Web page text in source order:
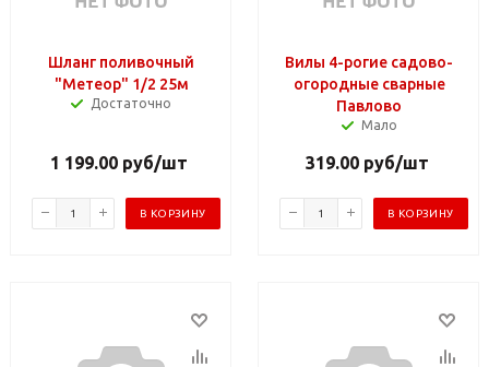
Шланг поливочный
"Метеор" 1/2 25м
Достаточно
1 199.00 руб/шт
В КОРЗИНУ
Вилы 4-рогие садово-
огородные сварные
Павлово
Мало
319.00руб/шт
В КОРЗИНУ